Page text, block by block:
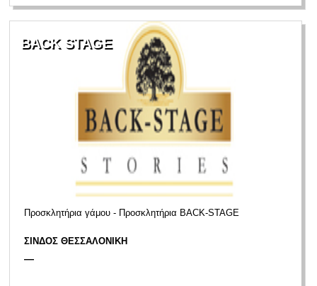
BACK STAGE
Προσκλητήρια γάμου - Προσκλητήρια BACK-STAGE
ΣΙΝΔΟΣ ΘΕΣΣΑΛΟΝΙΚΗ
—